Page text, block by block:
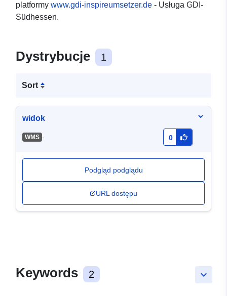
platformy www.gdi-inspireumsetzer.de - Usługa GDI-
Südhessen.
Dystrybucje 1
Sort
widok
WMS - 0
Podgląd podglądu
URL dostępu
keyboard_arrow_down
Keywords 2